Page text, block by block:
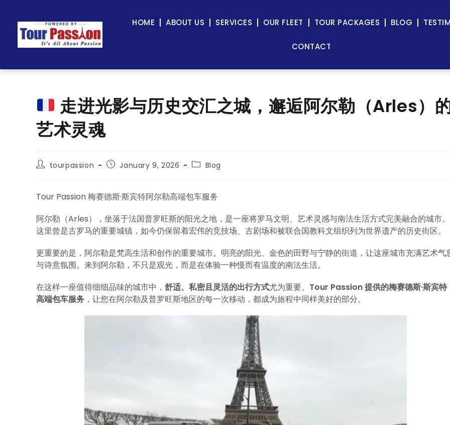
HOME ABOUT US SERVICES OUR FLEET TOUR PACKAGES BLOG
CONTACT
走进光影与历史交汇之城，邂逅阿尔勒（Arles）
艺术灵魂
tourpassion January 9, 2026 Blog
Tour Passion 梅赛德斯·斯宾特阿尔勒高端包车服务
阿尔勒（Arles），坐落于法国普罗旺斯的阳光之地，是一座将罗马文明、艺术灵感与南法生活方式完美融合的城市。
这里曾是古罗马的重要城镇，如今仍保留着宏伟的竞技场、古剧场和被联合国教科文组织列为世界遗产的历史街区。
更重要的是，阿尔勒是梵高生活和创作的重要城市。明亮的阳光、金色的田野与宁静的街道，让这座城市充满艺术气
与诗意氛围。来到阿尔勒，不只是观光，而是在体验一种慢而有温度的南法生活。
在这样一座值得细细品味的城市中， 舒适、私密且灵活的出行方式尤为重要。 Tour Passion 提供的梅赛德斯·斯宾特
高端包车服务 ，让您在阿尔勒及普罗旺斯地区的每一次移动，都成为旅程中同样美好的部分。